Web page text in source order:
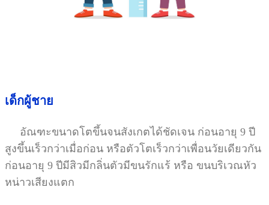
เด็กผู้ชาย
อัณฑะขนาดโตขึ้นจนสังเกตได้ชัดเจน ก่อนอายุ 9 ปี
สูงขึ้นเร็วกว่าเมื่อก่อน หรือตัวโตเร็วกว่าเพื่อนวัยเดียวกัน
ก่อนอายุ 9 ปีมีสิวมีกลิ่นตัวมีขนรักแร้ หรือ ขนบริเวณหัว
หน่าวเสียงแตก